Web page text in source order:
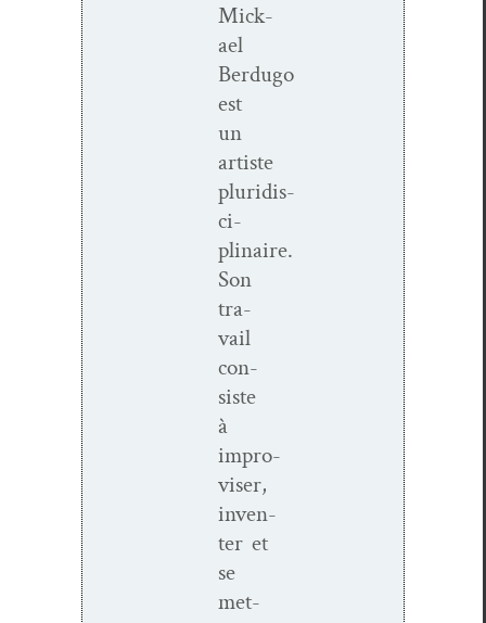
Mick­
ael
Berdugo
est
un
artiste
pluridis­
ci­
plinaire.
Son
tra­
vail
con­
siste
à
impro­
vis­er,
inven­
ter et
se
met­